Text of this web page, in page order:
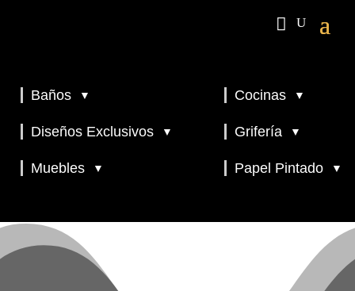
Baños ▼ Cocinas ▼
Diseños Exclusivos ▼ Grifería ▼
Muebles ▼ Papel Pintado ▼